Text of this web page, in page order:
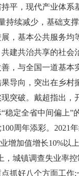
平，现代产业体系
持续减少，基础支
，基本公共服务
建共治共享的社
，与全国一道基
导向，突出在乡
突破。戴超指出，
稳定全省中间偏上
周年添彩。2021
增加值增长10%以
，城镇调查失业率
抓好八个方面工